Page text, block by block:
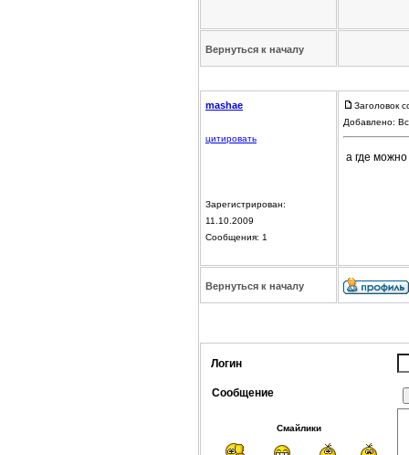
Вернуться к началу
mashae
цитировать
Зарегистрирован:
11.10.2009
Сообщения: 1
Заголовок
Добавлено:
а где
Вернуться к началу
Логин
Сообщение
Смайлики